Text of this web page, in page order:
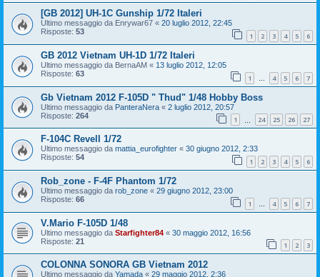
[GB 2012] UH-1C Gunship 1/72 Italeri
Ultimo messaggio da Enrywar67 « 20 luglio 2012, 22:45
Risposte: 53 1 2 3 4 5 6
GB 2012 Vietnam UH-1D 1/72 Italeri
Ultimo messaggio da BernaAM « 13 luglio 2012, 12:05
Risposte: 63 1 … 4 5 6 7
Gb Vietnam 2012 F-105D " Thud" 1/48 Hobby Boss
Ultimo messaggio da PanteraNera « 2 luglio 2012, 20:57
Risposte: 264 1 24 25 26 27
F-104C Revell 1/72
Ultimo messaggio da mattia_eurofighter « 30 giugno 2012, 2:33
Risposte: 54 1 2 3 4 5 6
Rob_zone - F-4F Phantom 1/72
Ultimo messaggio da rob_zone « 29 giugno 2012, 23:00
Risposte: 66 1 4 5 6 7
V.Mario F-105D 1/48
Ultimo messaggio da Starfighter84 « 30 maggio 2012, 16:56
Risposte: 21 1 2 3
COLONNA SONORA GB Vietnam 2012
Ultimo messaggio da Yamada « 29 maggio 2012, 2:36